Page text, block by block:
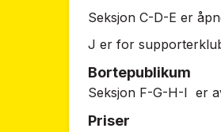
Seksjon C-D-E er
J er for
Bortepublikum
Seksjon F-G-H-I er
Priser